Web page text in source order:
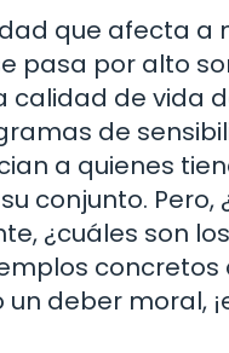
que afecta a
pasa por alto
de vida
de
a quienes
conjunto.
¿cuáles son
un deber moral,